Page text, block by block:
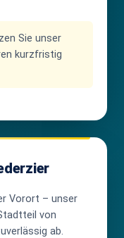
Sie unser
kurzfristig
Vorort – unser
von
ab.